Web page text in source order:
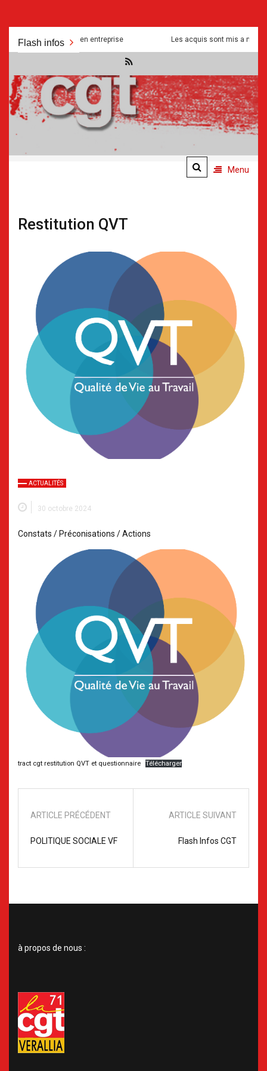
au
Flash infos
et manipulations en entreprise Les acquis sont mis a mal pour
.
Menu
Restitution QVT
ACTUALITÉS
30 octobre 2024
Constats / Préconisations / Actions
tract cgt restitution QVT et questionnaire Télécharger
ARTICLE PRÉCÉDENT
POLITIQUE SOCIALE VF
ARTICLE SUIVANT
Flash Infos CGT
à propos de nous :